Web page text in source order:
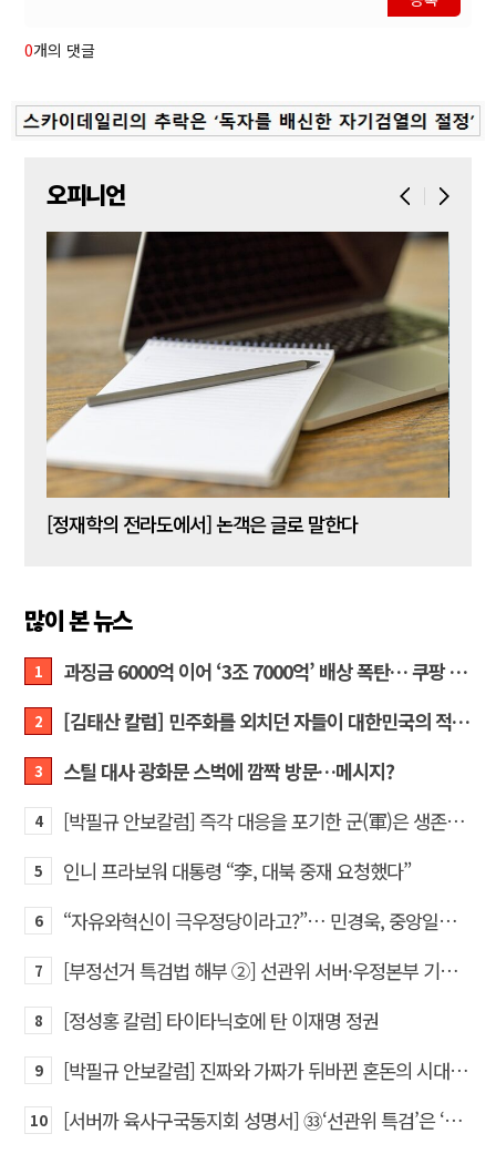
0개의 댓글
오피니언
[정재학의 전라도에서] 논객은 글로 말한다
많이 본 뉴스
1 과징금 6000억 이어 ‘3조 7000억’ 배상 폭탄… 쿠팡 때리기에 한미 통상 ‘초비상’
2 [김태산 칼럼] 민주화를 외치던 자들이 대한민국의 적이고 간첩이었다
3 스틸 대사 광화문 스벅에 깜짝 방문…메시지?
4 [박필규 안보칼럼] 즉각 대응을 포기한 군(軍)은 생존할 수 없다
5 인니 프라보워 대통령 “李, 대북 중재 요청했다”
6 “자유와혁신이 극우정당이라고?”… 민경욱, 중앙일보 직격
7 [부정선거 특검법 해부 ②] 선관위 서버·우정본부 기록까지…‘증거를 끌어오는 칼’
8 [정성홍 칼럼] 타이타닉호에 탄 이재명 정권
9 [박필규 안보칼럼] 진짜와 가짜가 뒤바뀐 혼돈의 시대, 안보 파탄은 막아야
10 [서버까 육사구국동지회 성명서] ㉝‘선관위 특검’은 ‘부정선거 특검’으로 명명하고 박주현 변호사를 ‘특검’으로 임명하라!